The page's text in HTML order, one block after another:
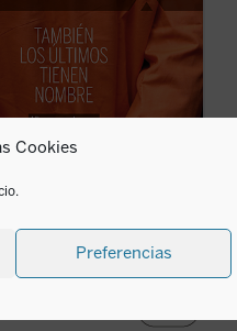
Cookies
Preferencias
sentencia, el clamor que
alcanza a oír. Mientras el
a su final, él permanece
ficha)